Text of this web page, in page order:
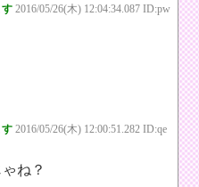
2016/05/26(木) 12:04:34.087 ID:pw
2016/05/26(木) 12:00:51.282 ID:qe
ね？